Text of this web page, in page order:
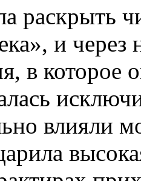
раскрыть
и
в которое
влияли